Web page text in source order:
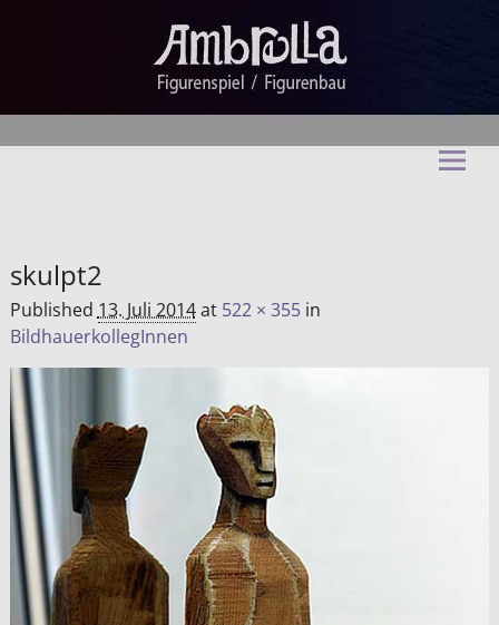
skulpt2
Published 13. Juli 2014at 522 × 355in
BildhauerkollegInnen